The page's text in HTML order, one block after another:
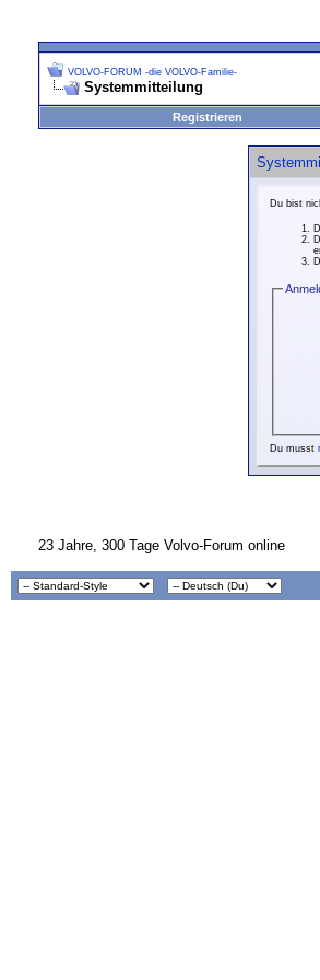
VOLVO-FORUM -die VOLVO-Familie-
Systemmitteilung
Registrieren
Du bist
Du musst
23 Jahre, 300 Tage Volvo-Forum online